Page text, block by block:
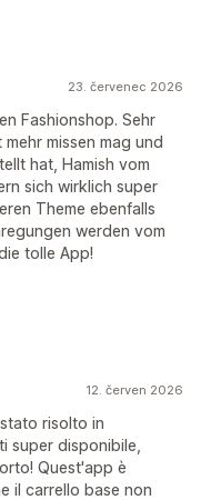
23. červenec 2026
Fashionshop. Sehr
missen mag und
hat, Hamish vom
sich wirklich super
Theme ebenfalls
werden vom
tolle App!
12. červen 2026
risolto in
super disponibile,
Quest'app è
il carrello base non